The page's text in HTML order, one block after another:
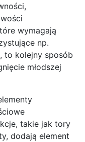
wymagają
np.
to kolejny sposób
młodszej
takie jak tory
dodają element